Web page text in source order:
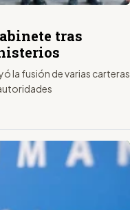
tras
la fusión de varias carteras